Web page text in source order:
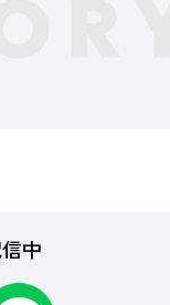
中